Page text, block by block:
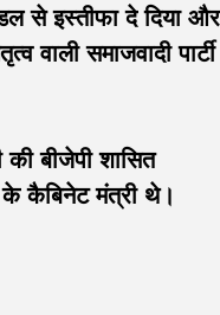
से इस्तीफा दे दिया और
समाजवादी पार्टी
बीजेपी शासित
कैबिनेट मंत्री थे।